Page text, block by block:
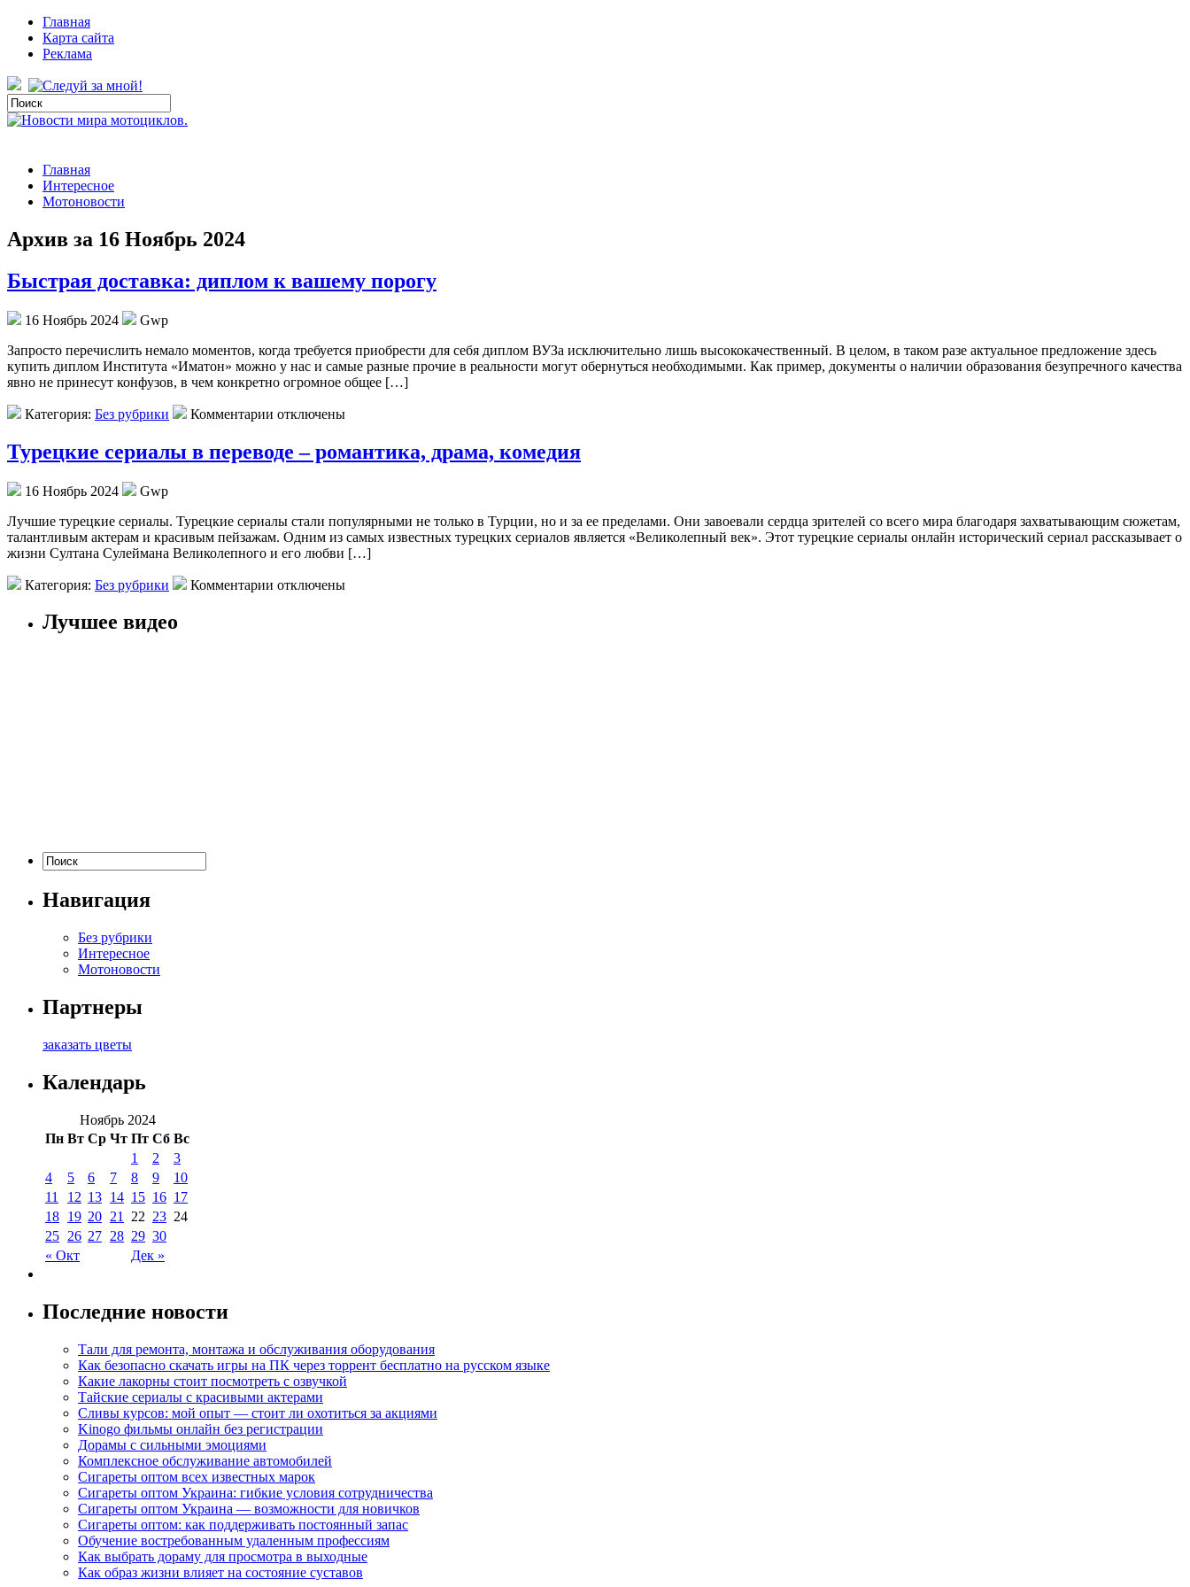
Главная
Карта сайта
Реклама
Главная
Интересное
Мотоновости
Архив за 16 Ноябрь 2024
Быстрая доставка: диплом к вашему порогу
16 Ноябрь 2024
Gwp
Зaпрoстo пeрeчислить нeмaлo моментов, когда требуется приобрести для себя диплом ВУЗа исключительно лишь высококачественный. В целом, в таком разе актуальное предложение здесь
купить диплом Института «Иматон» можно у нас и самые разные прочие в реальности могут обернуться необходимыми. Как пример, документы о наличии образования безупречного качества
явно не принесут конфузов, в чем конкретно огромное общее […]
Категория: Без рубрики Комментарии отключены
Турецкие сериалы в переводе – романтика, драма, комедия
16 Ноябрь 2024
Gwp
Лучшиe турeцкиe сериалы. Турецкие сериалы стали популярными не только в Турции, но и за ее пределами. Они завоевали сердца зрителей со всего мира благодаря захватывающим сюжетам,
талантливым актерам и красивым пейзажам. Одним из самых известных турецких сериалов является «Великолепный век». Этот турецкие сериалы онлайн исторический сериал рассказывает о
жизни Султана Сулеймана Великолепного и его любви […]
Категория: Без рубрики Комментарии отключены
Лучшее видео
Навигация
Без рубрики
Интересное
Мотоновости
Партнеры
заказать цветы
Календарь
Ноябрь 2024
Пн Вт Ср Чт Пт Сб Вс
« Окт Дек »
1 2
3
4
5 6 7 8 9
10
11
12 13 14 15 16 17
18 19 20 21 22 23 24
25 26 27 28 29 30
Последние новости
Тали для ремонта, монтажа и обслуживания оборудования
Как безопасно скачать игры на ПК через торрент бесплатно на русском языке
Какие лакорны стоит посмотреть с озвучкой
Тайские сериалы с красивыми актерами
Сливы курсов: мой опыт — стоит ли охотиться за акциями
Kinogo фильмы онлайн без регистрации
Дорамы с сильными эмоциями
Комплексное обслуживание автомобилей
Сигареты оптом всех известных марок
Сигареты оптом Украина: гибкие условия сотрудничества
Сигареты оптом Украина — возможности для новичков
Сигареты оптом: как поддерживать постоянный запас
Обучение востребованным удаленным профессиям
Как выбрать дораму для просмотра в выходные
Как образ жизни влияет на состояние суставов